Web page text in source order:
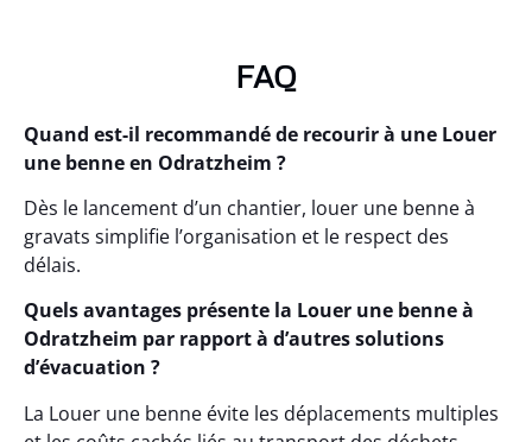
FAQ
Quand est-il recommandé de recourir à une Louer
une benne en Odratzheim ?
Dès le lancement d’un chantier, louer une benne à
gravats simplifie l’organisation et le respect des
délais.
Quels avantages présente la Louer une benne à
Odratzheim par rapport à d’autres solutions
d’évacuation ?
La Louer une benne évite les déplacements multiples